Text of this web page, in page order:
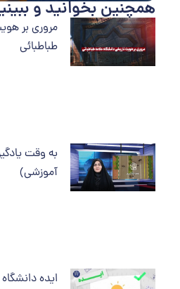
همچنین بخوانید و
مروری بر
طباطبائی
به وقت
آموزشی)
ایده